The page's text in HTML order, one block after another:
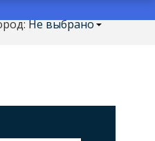
Не выбрано